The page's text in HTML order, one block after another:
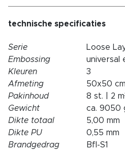
technische specificaties
Serie
Loose
Embossing
universal
Kleuren
3
Afmeting
50x50 cm
Pakinhoud
8 st. | 2
Gewicht
ca. 9050
Dikte totaal
5,00 mm
Dikte PU
0,55 mm
Brandgedrag
Bfl-S1